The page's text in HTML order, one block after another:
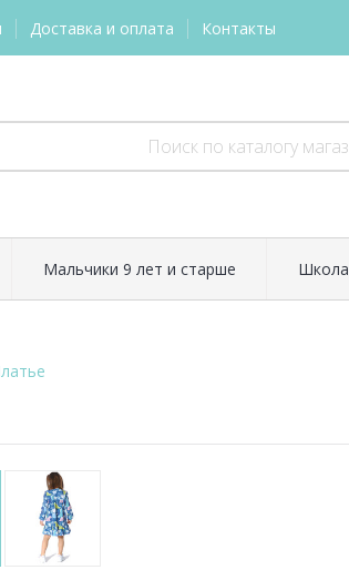
Доставка и оплата Контакты
Мальчики 9 лет и старше Школа